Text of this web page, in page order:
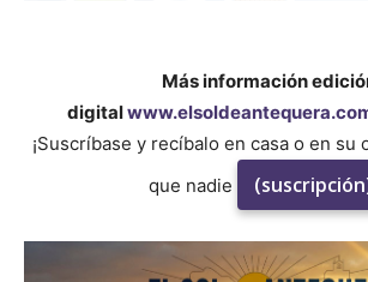
Más información
digital
¡Suscríbase y recíbalo en casa o en su
que nadie